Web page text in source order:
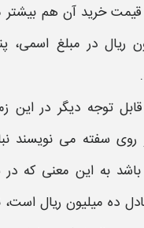
قیمت خرید آن هم
ریال در مبلغ اسمی،
توجه دیگر در این
روی سفته می نویسند
باشد به این معنی که در
ده میلیون ریال است،